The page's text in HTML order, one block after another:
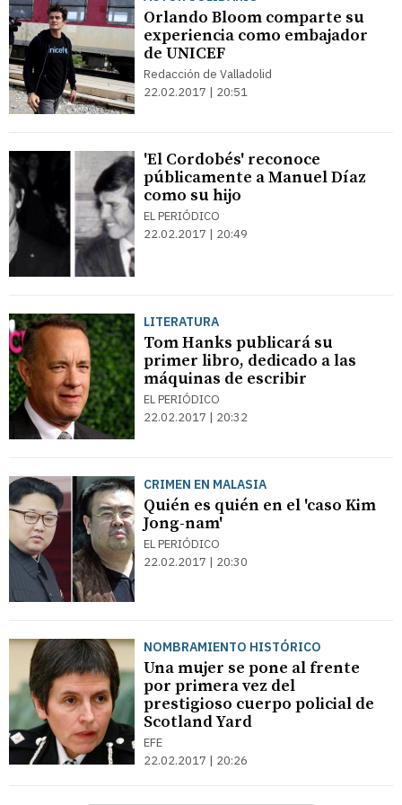
Orlando Bloom comparte su
experiencia como embajador
de UNICEF
Redacción de Valladolid
22.02.2017 | 20:51
'El Cordobés' reconoce
públicamente a Manuel Díaz
como su hijo
EL PERIÓDICO
22.02.2017 | 20:49
LITERATURA
Tom Hanks publicará su
primer libro, dedicado a las
máquinas de escribir
EL PERIÓDICO
22.02.2017 | 20:32
CRIMEN EN MALASIA
Quién es quién en el 'caso Kim
Jong-nam'
EL PERIÓDICO
22.02.2017 | 20:30
NOMBRAMIENTO HISTÓRICO
Una mujer se pone al frente
por primera vez del
prestigioso cuerpo policial de
Scotland Yard
EFE
22.02.2017 | 20:26